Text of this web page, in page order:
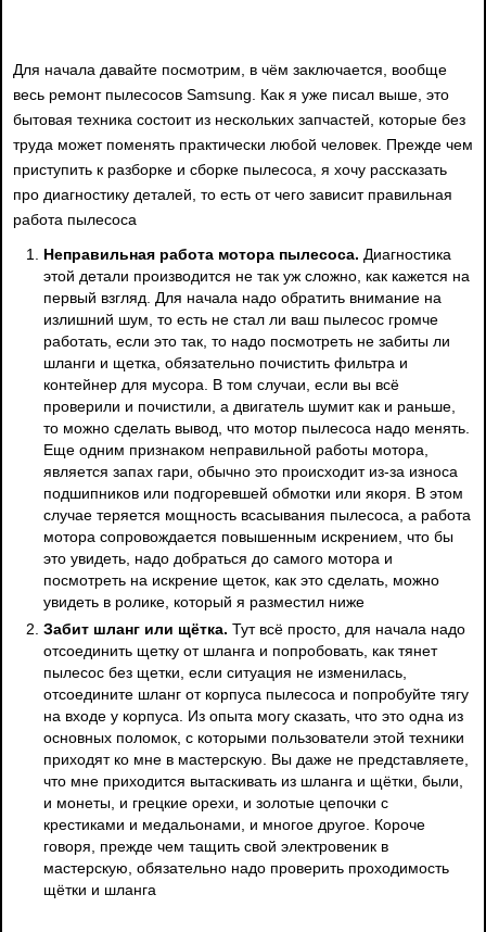
Для начала давайте посмотрим, в чём заключается, вообще
весь ремонт пылесосов Samsung. Как я уже писал выше, это
бытовая техника состоит из нескольких запчастей, которые без
труда может поменять практически любой человек. Прежде чем
приступить к разборке и сборке пылесоса, я хочу рассказать
про диагностику деталей, то есть от чего зависит правильная
работа пылесоса
Неправильная работа мотора пылесоса. Диагностика
этой детали производится не так уж сложно, как кажется на
первый взгляд. Для начала надо обратить внимание на
излишний шум, то есть не стал ли ваш пылесос громче
работать, если это так, то надо посмотреть не забиты ли
шланги и щетка, обязательно почистить фильтра и
контейнер для мусора. В том случаи, если вы всё
проверили и почистили, а двигатель шумит как и раньше,
то можно сделать вывод, что мотор пылесоса надо менять.
Еще одним признаком неправильной работы мотора,
является запах гари, обычно это происходит из-за износа
подшипников или подгоревшей обмотки или якоря. В этом
случае теряется мощность всасывания пылесоса, а работа
мотора сопровождается повышенным искрением, что бы
это увидеть, надо добраться до самого мотора и
посмотреть на искрение щеток, как это сделать, можно
увидеть в ролике, который я разместил ниже
Забит шланг или щётка. Тут всё просто, для начала надо
отсоединить щетку от шланга и попробовать, как тянет
пылесос без щетки, если ситуация не изменилась,
отсоедините шланг от корпуса пылесоса и попробуйте тягу
на входе у корпуса. Из опыта могу сказать, что это одна из
основных поломок, с которыми пользователи этой техники
приходят ко мне в мастерскую. Вы даже не представляете,
что мне приходится вытаскивать из шланга и щётки, были,
и монеты, и грецкие орехи, и золотые цепочки с
крестиками и медальонами, и многое другое. Короче
говоря, прежде чем тащить свой электровеник в
мастерскую, обязательно надо проверить проходимость
щётки и шланга